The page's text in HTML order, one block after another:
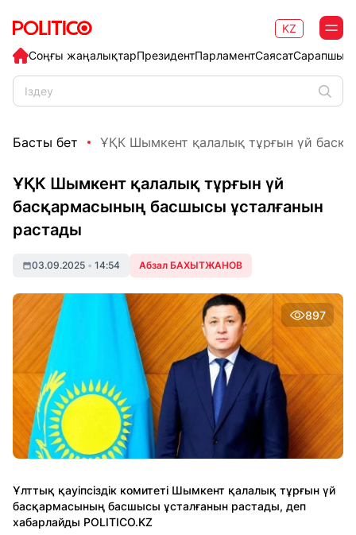
Соңғы жаңалықтарПрезидентПарламентСаясат
KZ
Басты бет ҰҚК Шымкент қалалық тұрғын үй
ҰҚК Шымкент қалалық тұрғын үй
басқармасының басшысы ұсталғанын
растады
03.09.2025 • 14:54 Абзал БАХЫТЖАНОВ
897
Ұлттық қауіпсіздік комитеті Шымкент қалалық тұрғын үй
басқармасының басшысы ұсталғанын растады, деп
хабарлайды POLITICO.KZ